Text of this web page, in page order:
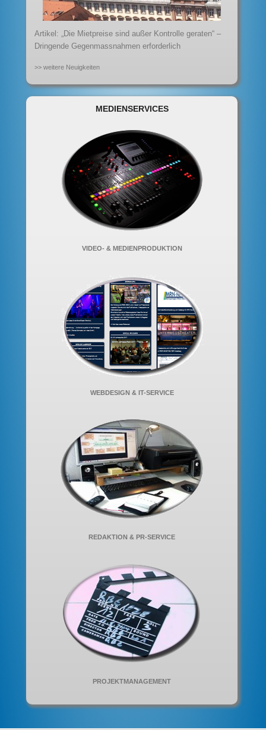
Artikel: „Die Mietpreise sind außer Kontrolle geraten“ –
Dringende Gegenmassnahmen erforderlich
>> weitere Neuigkeiten
MEDIENSERVICES
VIDEO- & MEDIENPRODUKTION
WEBDESIGN & IT-SERVICE
REDAKTION & PR-SERVICE
PROJEKTMANAGEMENT